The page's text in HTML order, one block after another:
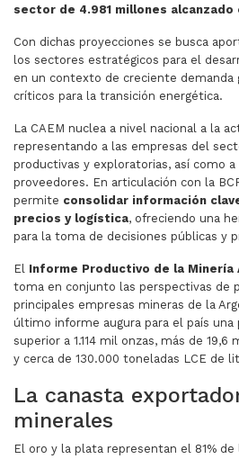
sector de 4.981 millones alcanzado
Con dichas proyecciones se busca
los sectores estratégicos para el
en un contexto de creciente demanda
críticos para la transición energética.
La CAEM nuclea a nivel nacional a la
representando a las empresas del
productivas y exploratorias, así como
proveedores. En articulación con la
permite consolidar información
precios y logística, ofreciendo una
para la toma de decisiones públicas y
El Informe Productivo de la Minería
toma en conjunto las perspectivas de
principales empresas mineras de la
último informe augura para el país una
superior a 1.114 mil onzas, más de
y cerca de 130.000 toneladas LCE de
La canasta
minerales
El oro y la plata representan el 81%